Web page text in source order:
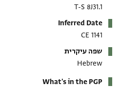
T-S 8J31.1
Inferred Date
1141 CE
שפה עיקרית
Hebrew
What's in the PGP